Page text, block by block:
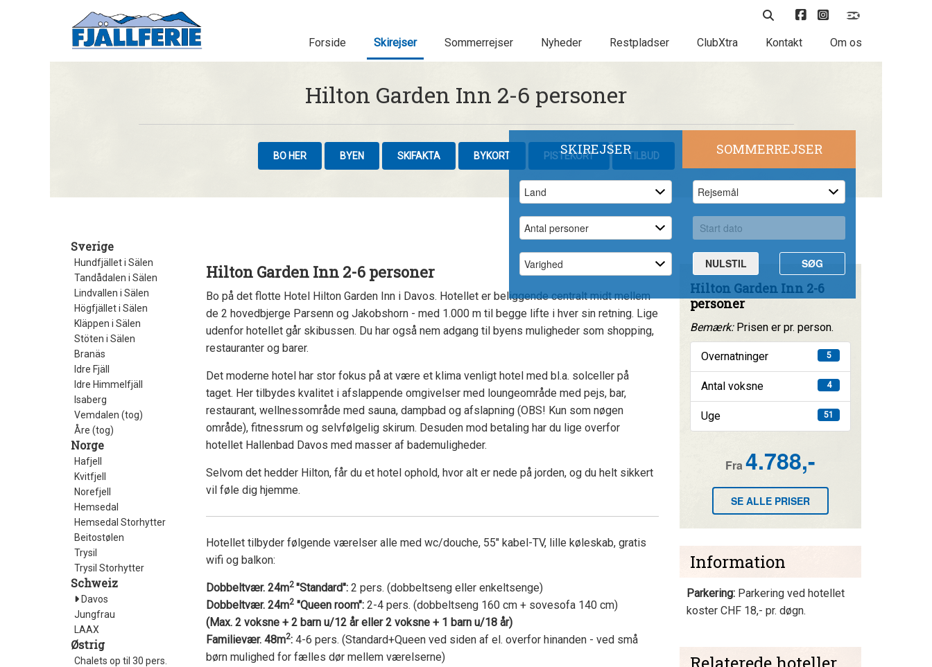
Forside Skirejser Sommerrejser Nyheder Restpladser ClubXtra Kontakt Om os
SKIREJSER SOMMERREJSER
NULSTIL SØG
Hilton Garden Inn 2-6 personer
BO HER BYEN SKIFAKTA BYKORT PISTEKORT TILBUD
Sverige
Hundfjället i Sälen
Tandådalen i Sälen
Lindvallen i Sälen
Högfjället i Sälen
Kläppen i Sälen
Stöten i Sälen
Branäs
Idre Fjäll
Idre Himmelfjäll
Isaberg
Vemdalen (tog)
Åre (tog)
Norge
Hafjell
Kvitfjell
Norefjell
Hemsedal
Hemsedal Storhytter
Beitostølen
Trysil
Trysil Storhytter
Schweiz
Davos
Jungfrau
LAAX
Østrig
Chalets op til 30 pers.
Hilton Garden Inn 2-6 personer
Bo på det flotte Hotel Hilton Garden Inn i Davos. Hotellet er beliggende centralt midt mellem
de 2 hovedbjerge Parsenn og Jakobshorn - med 1.000 m til begge lifte i hver sin retning. Lige
udenfor hotellet går skibussen. Du har også nem adgang til byens muligheder som shopping,
restauranter og barer.
Det moderne hotel har stor fokus på at være et klima venligt hotel med bl.a. solceller på
taget. Her tilbydes kvalitet i afslappende omgivelser med loungeområde med pejs, bar,
restaurant, wellnessområde med sauna, dampbad og afslapning (OBS! Kun som nøgen
område), fitnessrum og selvfølgelig skirum. Desuden mod betaling har du lige overfor
hotellet Hallenbad Davos med masser af bademuligheder.
Selvom det hedder Hilton, får du et hotel ophold, hvor alt er nede på jorden, og du helt sikkert
vil føle dig hjemme.
Hotellet tilbyder følgende værelser alle med wc/douche, 55" kabel-TV, lille køleskab, gratis
wifi og balkon:
Dobbeltvær. 24m2 "Standard": 2 pers. (dobbeltseng eller enkeltsenge)
Dobbeltvær. 24m2 "Queen room": 2-4 pers. (dobbeltseng 160 cm + sovesofa 140 cm)
(Max. 2 voksne + 2 barn u/12 år eller 2 voksne + 1 barn u/18 år)
Familievær. 48m2: 4-6 pers. (Standard+Queen ved siden af el. overfor hinanden - ved små
børn mulighed for fælles dør mellem værelserne)
Hilton Garden Inn 2-6
personer
Bemærk: Prisen er pr. person.
Overnatninger 5
Antal voksne 4
Uge 51
Fra4.788,-
SE ALLE PRISER
Information
Parkering: Parkering ved hotellet
koster CHF 18,- pr. døgn.